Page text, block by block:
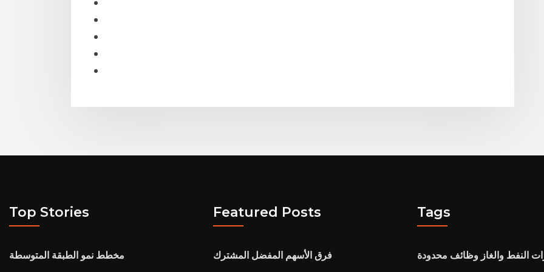
Top Stories
مخطط نمو الطبقة المتوسطة
Featured Posts
فرق الأسهم المفضل المشترك
Tags
النفط والغاز وظائف محدودة